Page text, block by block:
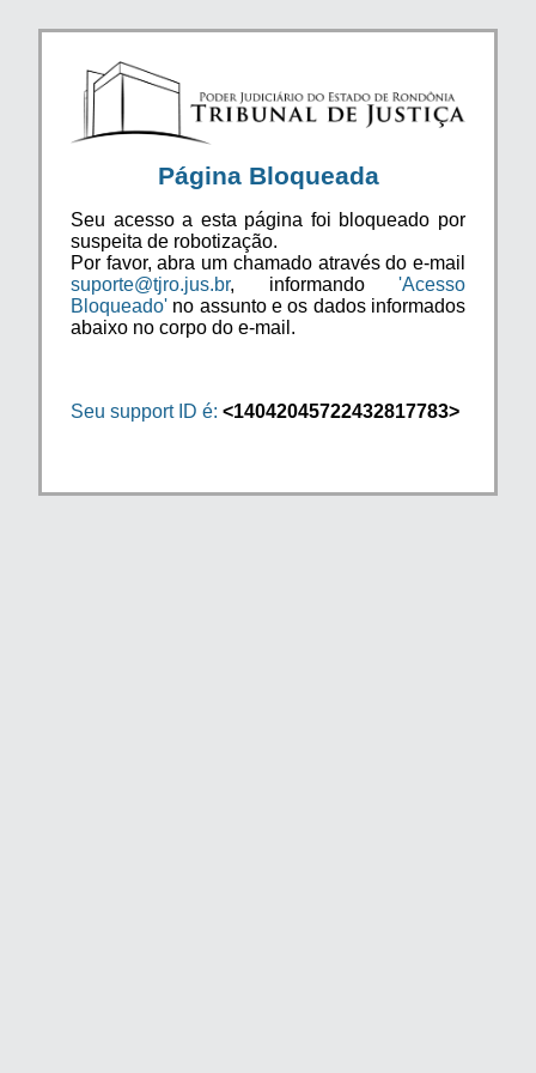
Página Bloqueada
Seu acesso a esta página foi bloqueado por
suspeita de robotização.
Por favor, abra um chamado através do e-mail
suporte@tjro.jus.br, informando 'Acesso
Bloqueado' no assunto e os dados informados
abaixo no corpo do e-mail.
Seu support ID é: <14042045722432817783>